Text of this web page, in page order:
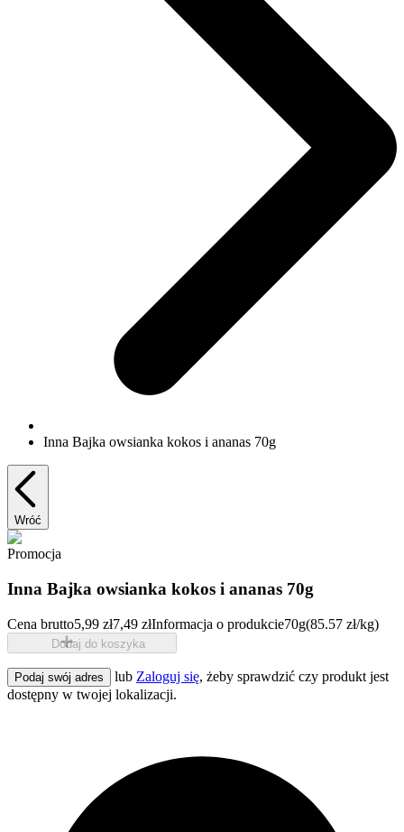
Inna Bajka owsianka kokos i ananas 70g
Wróć
Promocja
Inna Bajka owsianka kokos i ananas 70g
Cena brutto5,99 zł7,49 złInformacja o produkcie70g(85.57 zł/kg)
Dodaj do koszyka
Podaj swój adres lub Zaloguj się, żeby sprawdzić czy produkt jest
dostępny w twojej lokalizacji.